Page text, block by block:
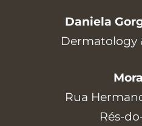
Daniela
Dermatology
Rua
Rés-